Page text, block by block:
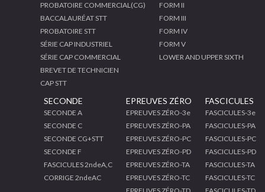
PROBATOIRE COMMERCIAL(CG)
BACCALAURÉAT STT
PROBATOIRE STT
SÉRIE CAP INDUSTRIEL
SÉRIE CAP COMMERCIAL
BREVET DE TECHNICIEN
CAP STT
FORM II
FORM III
FORM IV
FORM V
LOWER AND UPPER SIXTH
SECONDE
SECONDE A
SECONDE C
SECONDE CG+STT
SECONDE F
FASCICULES 2ndeA,C
CORRIGE 2ndeAC
EPREUVES ZÉRO
EPREUVES ZÉRO-3e
EPREUVES ZÉRO-PA
EPREUVES ZÉRO-PC
EPREUVES ZÉRO-PD
EPREUVES ZÉRO-TA
EPREUVES ZÉRO-TC
FASCICULES
FASCICULES-3e
FASCICULES-PA
FASCICULES-PC
FASCICULES-PD
FASCICULES-TA
FASCICULES-TC